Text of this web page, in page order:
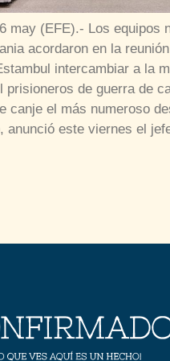
may (EFE).- Los equipos
acordaron en la
intercambiar a la
prisioneros de guerra de
canje el más numeroso
anunció este viernes el